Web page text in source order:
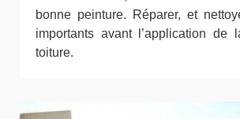
bonne peinture. Réparer, et
importants avant l’application de
toiture.